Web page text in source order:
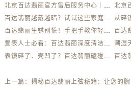
北京百达翡丽官方售后服务中心｜最新电话及地址权威信息公示（2026年6月最新）
百达翡丽越戴越暗？试试这些家庭清洁妙招
百达翡丽生锈别慌！手把手教你轻松应对
爱表人士必看：百达翡丽深度清洁与日常养护全解析
表镜碎了、壳凹了？百达翡丽磕碰急救指南来了
上一篇： 揭秘百达翡丽上弦秘籍：让您的